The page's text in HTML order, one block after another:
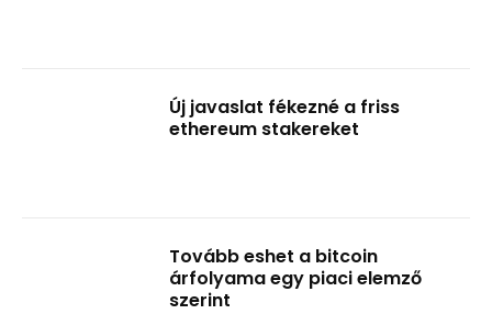
Új javaslat fékezné a friss
ethereum stakereket
Tovább eshet a bitcoin
árfolyama egy piaci elemző
szerint